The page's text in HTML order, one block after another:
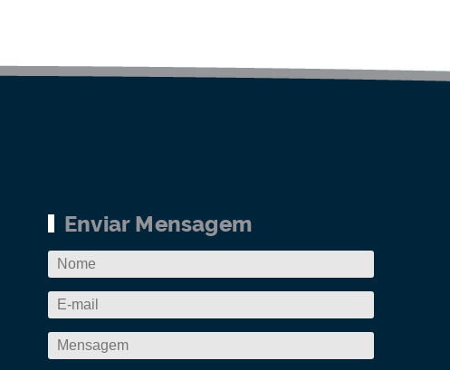
Enviar Mensagem